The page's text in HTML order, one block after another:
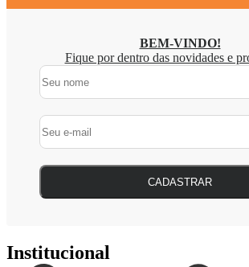
BEM-VINDO!
Fique por dentro das novidades e
CADASTRAR
Institucional